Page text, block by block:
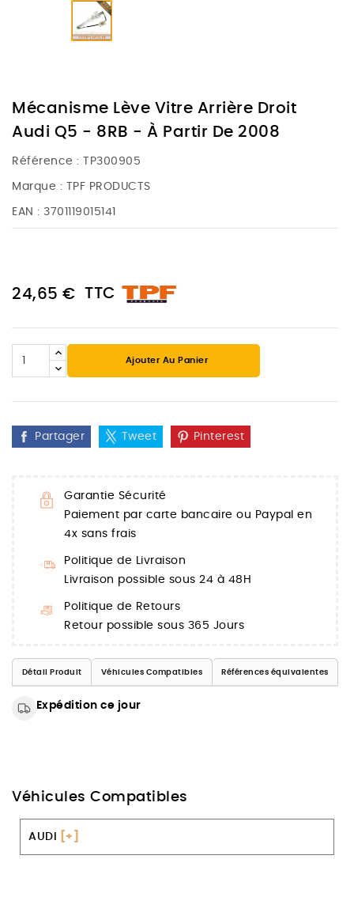
Mécanisme Lève Vitre Arrière Droit
Audi Q5 - 8RB - À Partir De 2008
Référence : TP300905
Marque : TPF PRODUCTS
EAN : 3701119015141
24,65 € TTC
Ajouter Au Panier
Partager Tweet Pinterest
Garantie Sécurité
Paiement par carte bancaire ou Paypal en
4x sans frais
Politique de Livraison
Livraison possible sous 24 à 48H
Politique de Retours
Retour possible sous 365 Jours
Détail Produit Véhicules Compatibles Références équivalentes
Expédition ce jour
Véhicules Compatibles
AUDI [+]